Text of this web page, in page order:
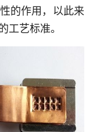
的作用，以此来
工艺标准。